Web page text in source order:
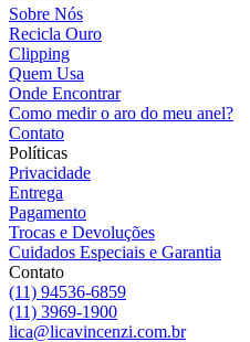
Sobre Nós
Recicla Ouro
Clipping
Quem Usa
Onde Encontrar
Como medir o aro do meu anel?
Contato
Políticas
Privacidade
Entrega
Pagamento
Trocas e Devoluções
Cuidados Especiais e Garantia
Contato
(11) 94536-6859
(11) 3969-1900
lica@licavincenzi.com.br